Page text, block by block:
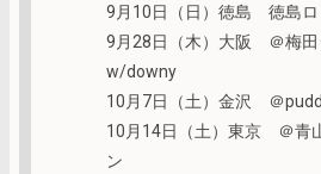
9月10日（日）徳島 徳島ロ
9月28日（木）大阪 ＠梅
w/downy
10月7日（土）金沢 ＠
10月14日（土）東京 ＠青
ン